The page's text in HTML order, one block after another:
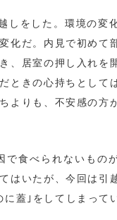
しをした。環境の変
化だ。内見で初めて
、居室の押し入れを
ときの心持ちとして
よりも、不安感の方
で食べられないもの
はいたが、今回は引
蓋｣をしてしまって